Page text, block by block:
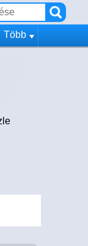
Több